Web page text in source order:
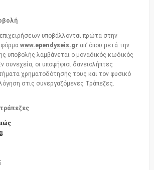
υποβάλλονται πρώτα στην
www.ependyseis.gr απ’ όπου μετά την
υποβολής λαμβάνεται ο μοναδικός κωδικός
συνεχεία, οι υποψήφιοι δανειολήπτες
χρηματοδότησής τους και τον φυσικό
στις συνεργαζόμενες Τράπεζες.